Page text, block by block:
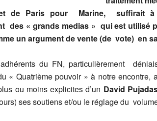
de Paris pour Marine, suffirait
des « grands medias » qui est utilisé
un argument de vente (de vote) en
du FN, particulièrement
« Quatrième pouvoir » à notre
ou moins explicites d’un David
ses soutiens et/ou le réglage du